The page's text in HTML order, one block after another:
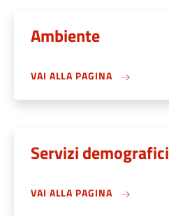
Ambiente
VAI ALLA PAGINA
Servizi demografici
VAI ALLA PAGINA